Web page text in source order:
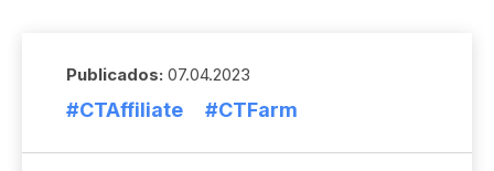
Publicados: 07.04.2023
#CTAffiliate #CTFarm